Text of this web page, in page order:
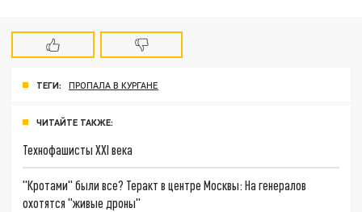
ТЕГИ: ПРОПАЛА В КУРГАНЕ
ЧИТАЙТЕ ТАКЖЕ:
Технофашисты XXI века
"Кротами" были все? Теракт в центре Москвы: На генералов
охотятся "живые дроны"